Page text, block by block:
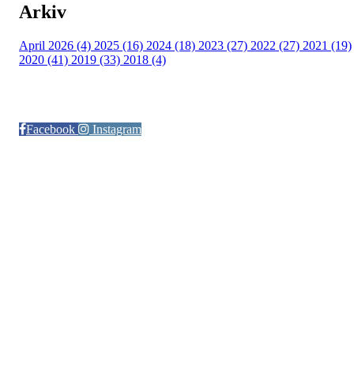
Arkiv
April 2026 (4) 2025 (16) 2024 (18) 2023 (27) 2022 (27) 2021 (19)
2020 (41) 2019 (33) 2018 (4)
Facebook
Instagram